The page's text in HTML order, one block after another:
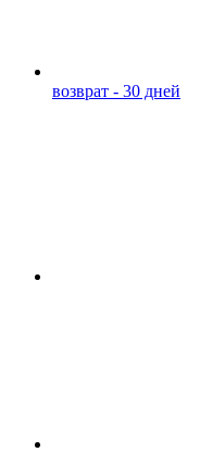
возврат - 30 дней